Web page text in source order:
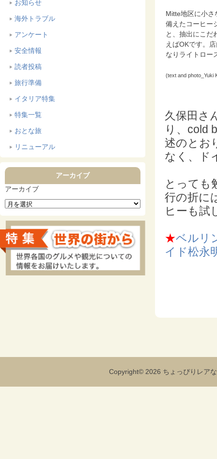
お知らせ
海外トラブル
アンケート
安全情報
読者投稿
旅行準備
イタリア特集
特集一覧
おとな旅
リニューアル
アーカイブ
アーカイブ
Mitte地区に小さ
備えたコーヒー
と、抽出にこだ
えばOKです。
なりライトロー
(text and photo_Yuki
久保田さ
り、cold
述のとお
なく、ド
とっても
行の折に
ヒーも試
★ベルリ
イド松永
Copyright© 2026 ちょっぴりレ